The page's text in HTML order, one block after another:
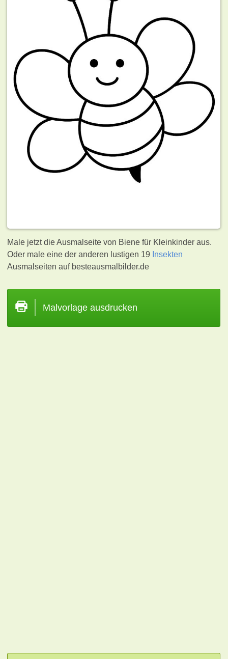
Male jetzt die Ausmalseite von Biene für Kleinkinder aus.
Oder male eine der anderen lustigen 19 Insekten
Ausmalseiten auf besteausmalbilder.de
Malvorlage ausdrucken